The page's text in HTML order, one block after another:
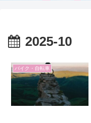
2025-10
バイク・自転車